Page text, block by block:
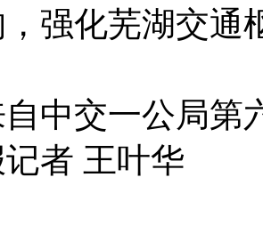
强化芜湖交通
自中交一
者 王叶华